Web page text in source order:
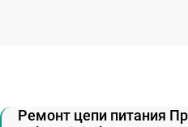
Ремонт цепи питания